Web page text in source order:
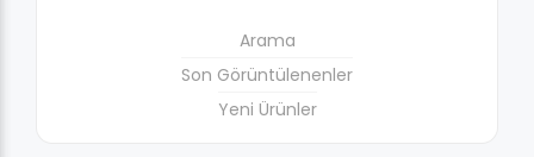
Arama
Son Görüntülenenler
Yeni Ürünler